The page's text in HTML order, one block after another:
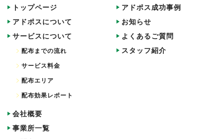
トップページ
アドポスについて
サービスについて
配布までの流れ
サービス料金
配布エリア
配布効果レポート
アドポス成功事例
お知らせ
よくあるご質問
スタッフ紹介
会社概要
事業所一覧